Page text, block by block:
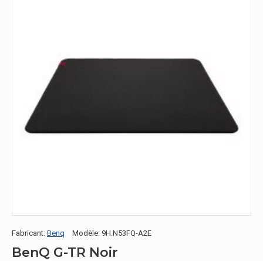
Fabricant: Benq Modèle: 9H.N53FQ-A2E
BenQ G-TR Noir